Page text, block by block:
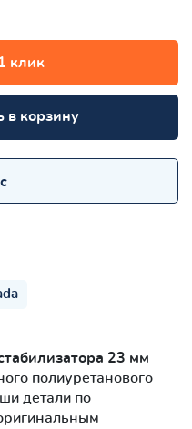
клик
в корзину
23 мм
полиуретанового
детали по